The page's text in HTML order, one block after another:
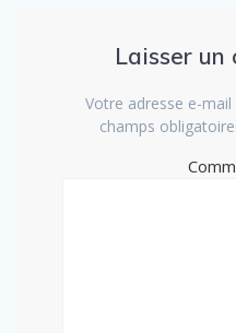
Laisser un
Votre adresse e-
champs